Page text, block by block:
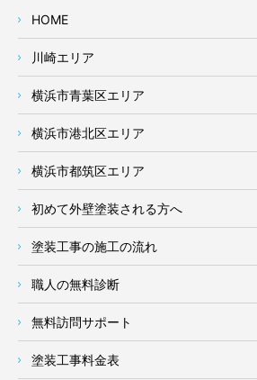
HOME
川崎エリア
横浜市青葉区エリア
横浜市港北区エリア
横浜市都筑区エリア
初めて外壁塗装される方へ
塗装工事の施工の流れ
職人の無料診断
無料訪問サポート
塗装工事料金表